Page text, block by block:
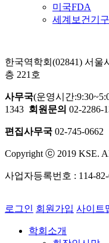
미국FDA
세계보건기
한국역학회(02841) 서울
층 221호
사무국(운영시간
1343 회원문의 02-2286-
편집사무국 02-745-0662
Copyright ⓒ 2019 KSE.
사업자등록번호 : 114-
로그인 회원가입 사이트
학회소개